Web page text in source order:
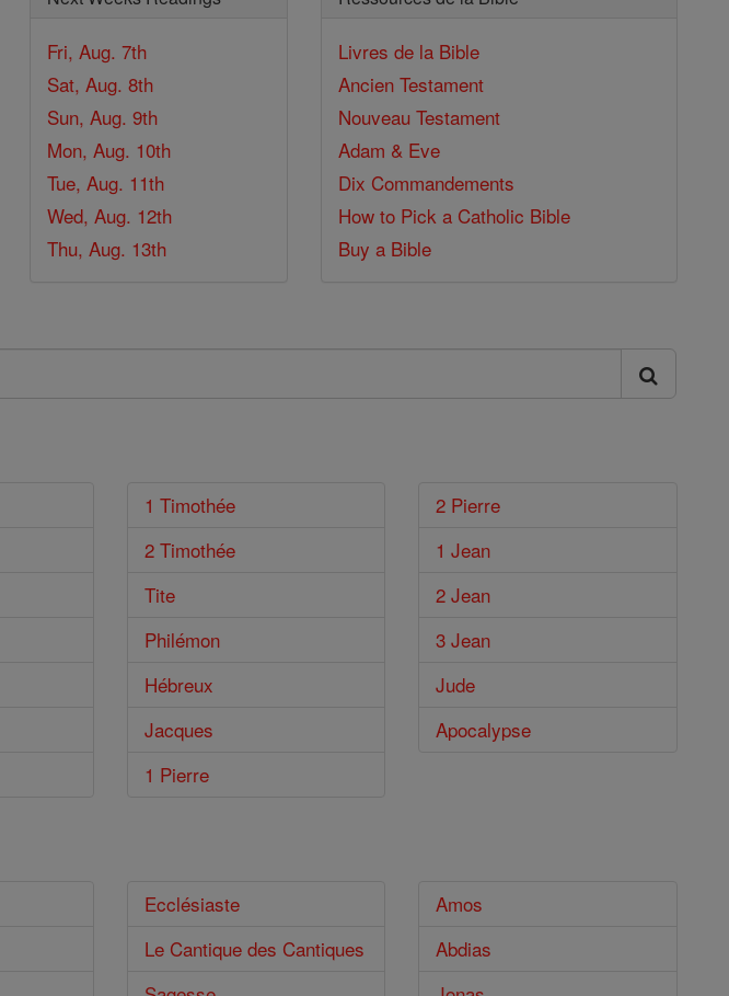
Fri, Aug. 7th
Sat, Aug. 8th
Sun, Aug. 9th
Mon, Aug. 10th
Tue, Aug. 11th
Wed, Aug. 12th
Thu, Aug. 13th
Livres de la Bible
Ancien Testament
Nouveau Testament
Adam & Eve
Dix Commandements
How to Pick a Catholic Bible
Buy a Bible
1 Timothée
2 Timothée
Tite
Philémon
Hébreux
Jacques
1 Pierre
2 Pierre
1 Jean
2 Jean
3 Jean
Jude
Apocalypse
Ecclésiaste
Le Cantique des Cantiques
Amos
Abdias